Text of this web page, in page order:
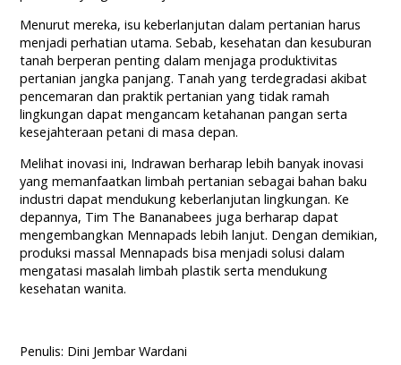
Menurut mereka, isu keberlanjutan dalam pertanian harus
menjadi perhatian utama. Sebab, kesehatan dan kesuburan
tanah berperan penting dalam menjaga produktivitas
pertanian jangka panjang. Tanah yang terdegradasi akibat
pencemaran dan praktik pertanian yang tidak ramah
lingkungan dapat mengancam ketahanan pangan serta
kesejahteraan petani di masa depan.
Melihat inovasi ini, Indrawan berharap lebih banyak inovasi
yang memanfaatkan limbah pertanian sebagai bahan baku
industri dapat mendukung keberlanjutan lingkungan. Ke
depannya, Tim The Bananabees juga berharap dapat
mengembangkan Mennapads lebih lanjut. Dengan demikian,
produksi massal Mennapads bisa menjadi solusi dalam
mengatasi masalah limbah plastik serta mendukung
kesehatan wanita.
Penulis: Dini Jembar Wardani